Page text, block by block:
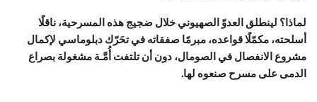
لماذا؟ لينطلق العدوّ الصهيوني خلال ضجيج هذه المسرحية، ناقلًا
أسلحته، مكمّلًا قواعده، مبرمًا صفقاته في تحَرّك دبلوماسي لإكمال
مشروع الانفصال في الصومال، دون أن تلتفت أُمَّـة مشغولة بصراع
الدمى على مسرح صنعوه لها.